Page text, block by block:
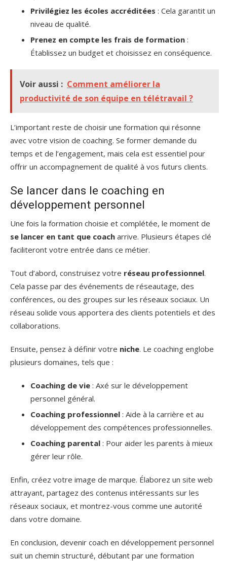
Privilégiez les écoles accréditées : Cela garantit un
niveau de qualité.
Prenez en compte les frais de formation :
Établissez un budget et choisissez en conséquence.
Voir aussi : Comment améliorer la
productivité de son équipe en télétravail ?
L’important reste de choisir une formation qui résonne
avec votre vision de coaching. Se former demande du
temps et de l’engagement, mais cela est essentiel pour
offrir un accompagnement de qualité à vos futurs clients.
Se lancer dans le coaching en
développement personnel
Une fois la formation choisie et complétée, le moment de
se lancer en tant que coach arrive. Plusieurs étapes clé
faciliteront votre entrée dans ce métier.
Tout d’abord, construisez votre réseau professionnel.
Cela passe par des événements de réseautage, des
conférences, ou des groupes sur les réseaux sociaux. Un
réseau solide vous apportera des clients potentiels et des
collaborations.
Ensuite, pensez à définir votre niche. Le coaching englobe
plusieurs domaines, tels que :
Coaching de vie : Axé sur le développement
personnel général.
Coaching professionnel : Aide à la carrière et au
développement des compétences professionnelles.
Coaching parental : Pour aider les parents à mieux
gérer leur rôle.
Enfin, créez votre image de marque. Élaborez un site web
attrayant, partagez des contenus intéressants sur les
réseaux sociaux, et montrez-vous comme une autorité
dans votre domaine.
En conclusion, devenir coach en développement personnel
suit un chemin structuré, débutant par une formation